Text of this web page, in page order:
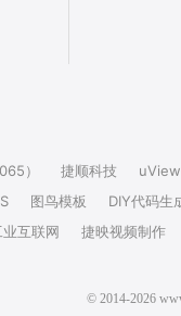
） 捷顺科技
uView
图鸟模板
DIY代码生
业互联网 捷映视频制作
© 2014-2026